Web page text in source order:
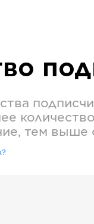
тем выше